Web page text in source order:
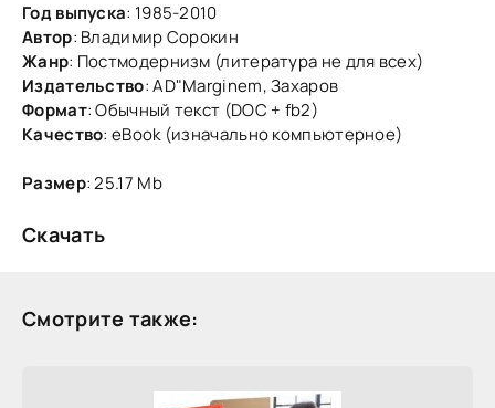
Год выпуска: 1985-2010
Автор: Владимир Сорокин
Жанр: Постмодернизм (литература не для всех)
Издательство: AD"Marginem, Захаров
Формат: Обычный текст (DOC + fb2)
Качество: eBook (изначально компьютерное)
Размер: 25.17 Mb
Скачать
Смотрите также: